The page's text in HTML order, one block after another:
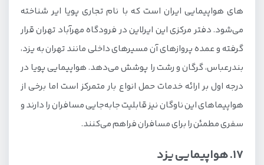
های هواپیمایی ایران است که با نام تجاری پویا ایر شناخته
می‌شود. دفتر مرکزی این ایرلاین در فرودگاه مهرآباد تهران قرار
گرفته و عمده پروازهای آن مسیرهای داخلی مانند تهران به یزد،
بندرعباس، گرگان و رشت را پوشش می‌دهد. هواپیمایی پویا در
درجه اول بر ارائه خدمات حمل انواع بار متمرکز است اما برخی از
هواپیماهای این ناوگان نیز قابلیت جابه‌جایی مسافران را دارند و
سفری مطمئن را برای مسافران فراهم می‌کنند.
17. هواپیمایی یزد